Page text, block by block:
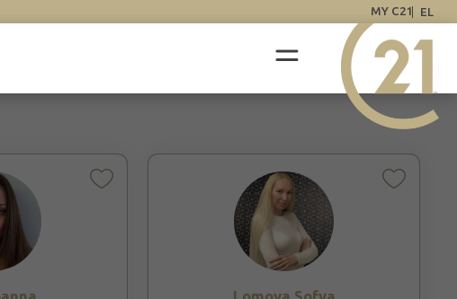
MY C21 EL